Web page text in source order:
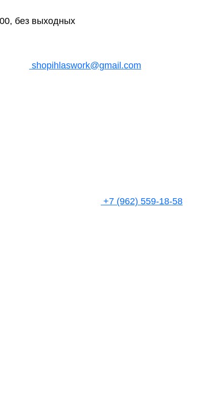
без выходных
shopihlaswork@gmail.com
+7 (962) 559-18-58